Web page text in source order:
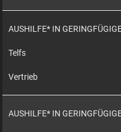
AUSHILFE* IN
Telfs
Vertrieb
AUSHILFE* IN